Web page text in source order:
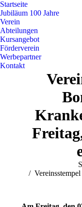
Startseite
Jubiläum 100 Jahre
Verein
Abteilungen
Kursangebot
Förderverein
Werbepartner
Kontakt
Sie befinden sich